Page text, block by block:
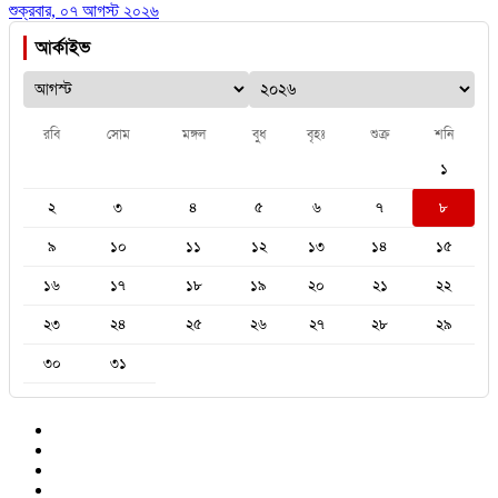
শুক্রবার, ০৭ আগস্ট ২০২৬
আর্কাইভ
রবি সোম মঙ্গল বুধ বৃহঃ শুক্র শনি
১
২
৩ ৪ ৫ ৬ ৭
৮
৯
১০ ১১ ১২ ১৩ ১৪
১৫
১৬
১৭ ১৮ ১৯ ২০ ২১
২২
২৩
২৪ ২৫ ২৬ ২৭ ২৮
২৯
৩০
৩১